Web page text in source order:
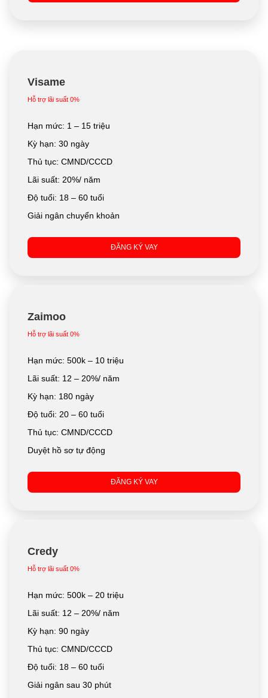
Visame
Hỗ trợ lãi suất 0%
Hạn mức: 1 – 15 triệu
Kỳ hạn: 30 ngày
Thủ tục: CMND/CCCD
Lãi suất: 20%/ năm
Độ tuổi: 18 – 60 tuổi
Giải ngân chuyển khoản
ĐĂNG KÝ VAY
Zaimoo
Hỗ trợ lãi suất 0%
Hạn mức: 500k – 10 triệu
Lãi suất: 12 – 20%/ năm
Kỳ hạn: 180 ngày
Độ tuổi: 20 – 60 tuổi
Thủ tục: CMND/CCCD
Duyệt hồ sơ tự động
ĐĂNG KÝ VAY
Credy
Hỗ trợ lãi suất 0%
Hạn mức: 500k – 20 triệu
Lãi suất: 12 – 20%/ năm
Kỳ hạn: 90 ngày
Thủ tục: CMND/CCCD
Độ tuổi: 18 – 60 tuổi
Giải ngân sau 30 phút